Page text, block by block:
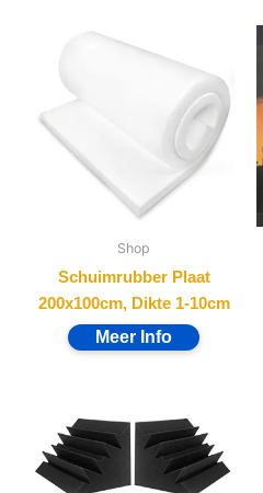
Shop
Schuimrubber Plaat
200x100cm, Dikte 1-10cm